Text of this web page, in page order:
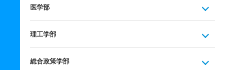
医学部
理工学部
総合政策学部